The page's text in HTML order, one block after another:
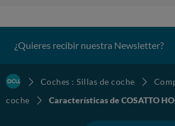
¿Quieres recibir nuestra Newsletter?
Coches : Sillas de coche
coche
Características de COSATTO